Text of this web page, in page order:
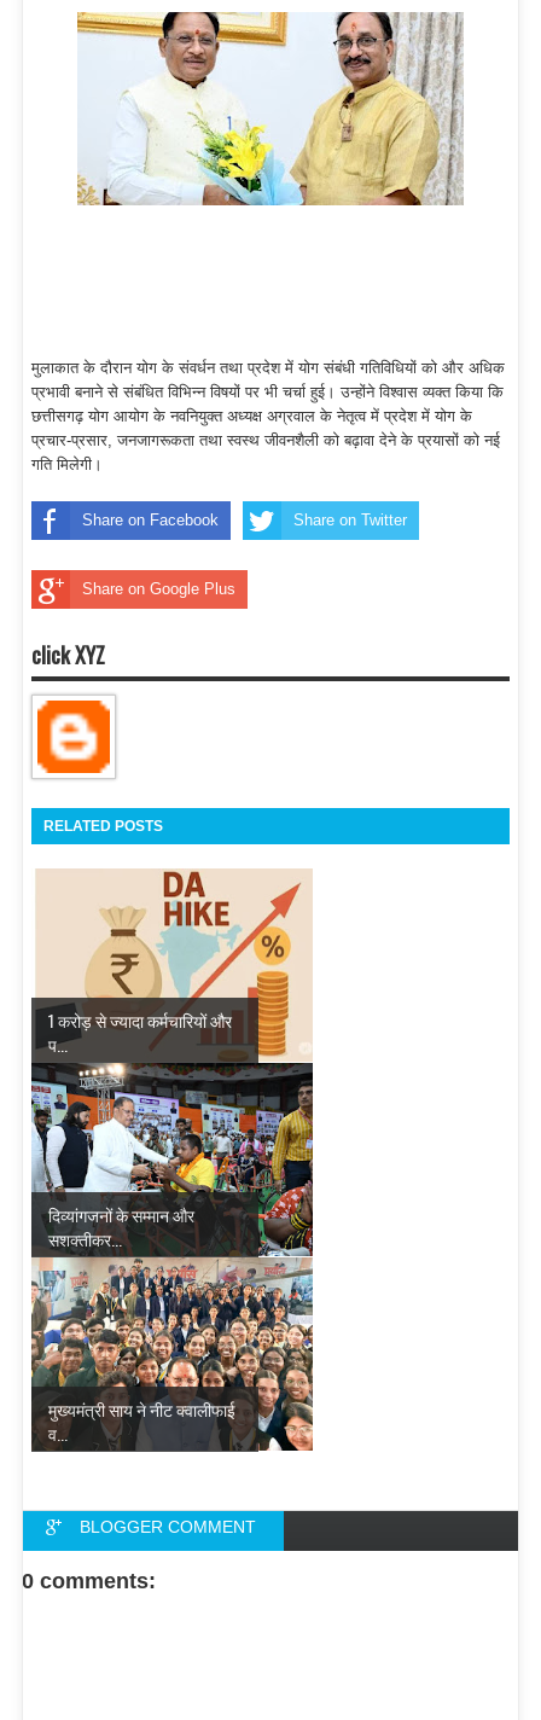
मुलाकात के दौरान योग के संवर्धन तथा प्रदेश में योग संबंधी गतिविधियों को और अधिक
प्रभावी बनाने से संबंधित विभिन्न विषयों पर भी चर्चा हुई। उन्होंने विश्वास व्यक्त किया कि
छत्तीसगढ़ योग आयोग के नवनियुक्त अध्यक्ष अग्रवाल के नेतृत्व में प्रदेश में योग के
प्रचार-प्रसार, जनजागरूकता तथा स्वस्थ जीवनशैली को बढ़ावा देने के प्रयासों को नई
गति मिलेगी।
Share on Facebook Share on Twitter
Share on Google Plus
click XYZ
RELATED POSTS
1 करोड़ से ज्यादा कर्मचारियों और
प...
दिव्यांगजनों के सम्मान और
सशक्तीकर...
मुख्यमंत्री साय ने नीट क्वालीफाई
व...
BLOGGER COMMENT
FACEBOOK COMMENT
0 comments: